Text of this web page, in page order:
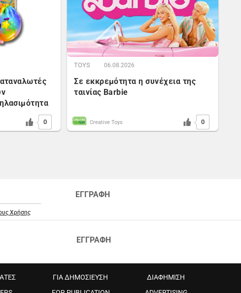
0
TOYS 06.08.2026
Σε εκκρεμότητα η συνέχεια της
ταινίας Barbie
Creative Toys 0
ΕΓΓΡΑΦΗ
Χρήσης
ΕΓΓΡΑΦΗ
ΓΙΑ ΔΗΜΟΣΙΕΥΣΗ
ΔΙΑΦΗΜΙΣΗ